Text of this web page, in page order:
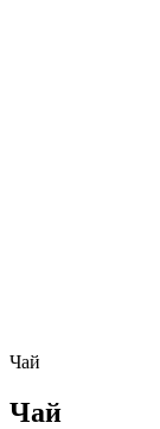
Чай
Чай